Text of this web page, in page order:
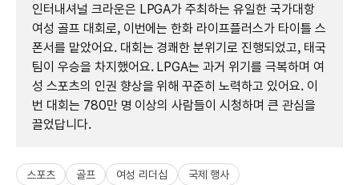
인터내셔널 크라운은 LPGA가 주최하는 유일한 국가대항
여성 골프 대회로, 이번에는 한화 라이프플러스가 타이틀 스
폰서를 맡았어요. 대회는 경쾌한 분위기로 진행되었고, 태국
팀이 우승을 차지했어요. LPGA는 과거 위기를 극복하며 여
성 스포츠의 인권 향상을 위해 꾸준히 노력하고 있어요. 이
번 대회는 780만 명 이상의 사람들이 시청하며 큰 관심을
끌었답니다.
스포츠 골프 여성 리더십 국제 행사